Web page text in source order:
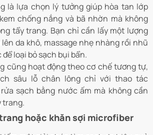
là lựa chọn lý tưởng giúp hòa tan lớp
chống nắng và bã nhờn mà không
tẩy trang. Bạn chỉ cần lấy một lượng
da khô, massage nhẹ nhàng rồi nhũ
loại bỏ sạch bụi bẩn.
cũng hoạt động theo cơ chế tương tự,
sâu lỗ chân lông chỉ với thao tác
sạch bằng nước ấm mà không cần
trang.
hoặc khăn sợi microfiber